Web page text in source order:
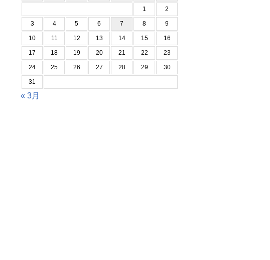
1 2
3 4 5 6 7 8 9
10 11 12 13 14 15 16
17 18 19 20 21 22 23
24 25 26 27 28 29 30
31
« 3月